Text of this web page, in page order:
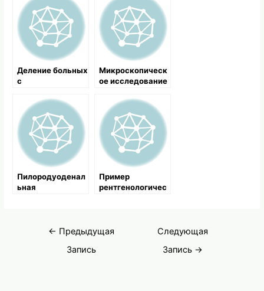
Деление больных
с
шоком на три
группы
Микроскопическ
ое исследование
Пилородуоденал
ьная
Пример
рентгенологичес
лечения
Навигация
← Предыдущая
Запись
Следующая
Запись →